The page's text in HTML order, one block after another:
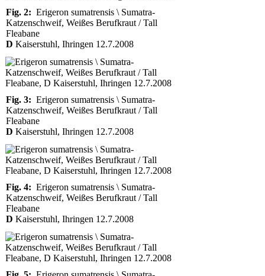
Fig. 2: Erigeron sumatrensis \ Sumatra-
Katzenschweif, Weißes Berufkraut / Tall
Fleabane
D Kaiserstuhl, Ihringen 12.7.2008
Fig. 3: Erigeron sumatrensis \ Sumatra-
Katzenschweif, Weißes Berufkraut / Tall
Fleabane
D Kaiserstuhl, Ihringen 12.7.2008
Fig. 4: Erigeron sumatrensis \ Sumatra-
Katzenschweif, Weißes Berufkraut / Tall
Fleabane
D Kaiserstuhl, Ihringen 12.7.2008